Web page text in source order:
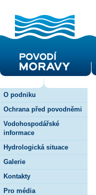
O podniku
Ochrana před povodněmi
Vodohospodářské
informace
Hydrologická situace
Galerie
Kontakty
Pro média